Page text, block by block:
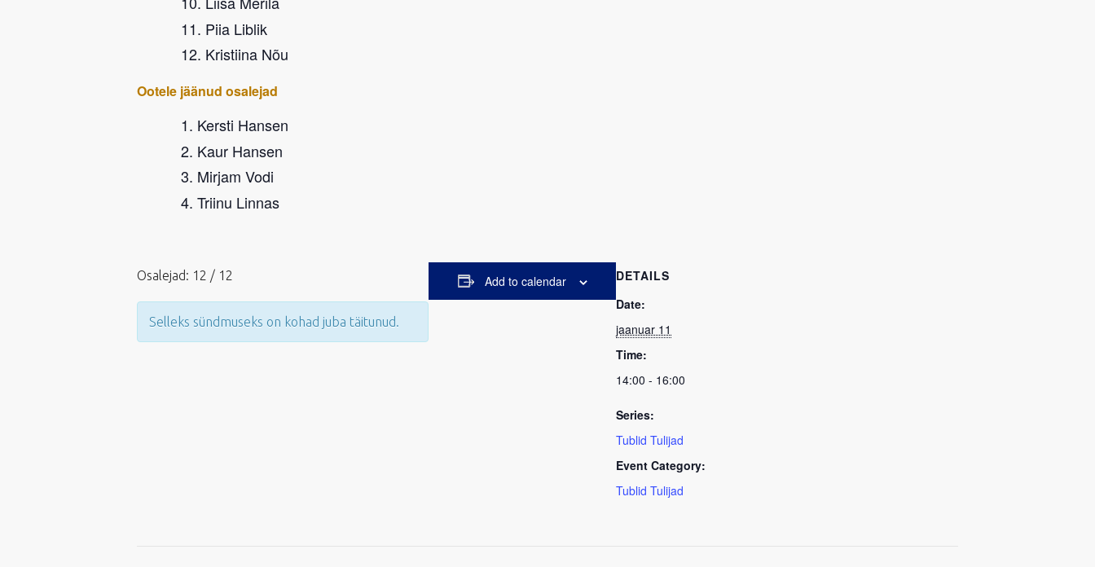
Piia Liblik
Kristiina Nõu
Ootele jäänud osalejad
Kersti Hansen
Kaur Hansen
Mirjam Vodi
Triinu Linnas
Osalejad: 12 / 12
Selleks sündmuseks on kohad juba täitunud.
Add to calendar
DETAILS
Date:
jaanuar 11
Time:
14:00 - 16:00
Series:
Tublid Tulijad
Event Category:
Tublid Tulijad